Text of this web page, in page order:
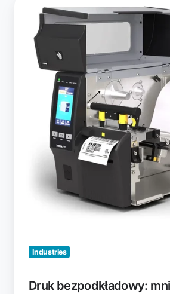
bezpodkładowy:
odpadów,
większa
wydajność
Industries
Druk bezpodkładowy: